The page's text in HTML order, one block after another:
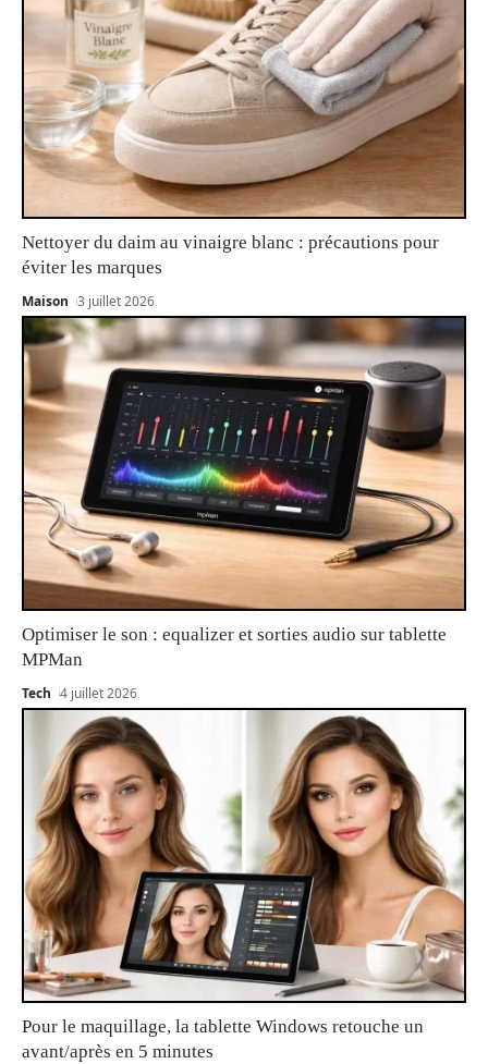
Nettoyer du daim au vinaigre blanc : précautions pour
éviter les marques
Maison 3 juillet 2026
Optimiser le son : equalizer et sorties audio sur tablette
MPMan
Tech 4 juillet 2026
Pour le maquillage, la tablette Windows retouche un
avant/après en 5 minutes